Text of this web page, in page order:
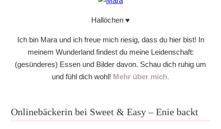
Hallöchen ♥
Ich bin Mara und ich freue mich riesig, dass du hier bist! In
meinem Wunderland findest du meine Leidenschaft:
(gesünderes) Essen und Bilder davon. Schau dich ruhig um
und fühl dich wohl! Mehr über mich.
Onlinebäckerin bei Sweet & Easy – Enie backt